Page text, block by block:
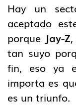
Hay un
aceptado
porque Jay-Z
tan suyo
fin, eso ya
importa es
es un triunfo.